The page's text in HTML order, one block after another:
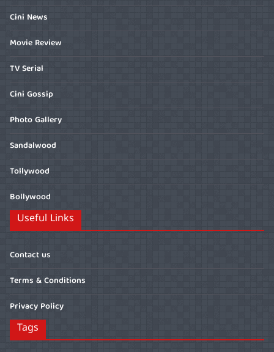
Cini News
Movie Review
TV Serial
Cini Gossip
Photo Gallery
Sandalwood
Tollywood
Bollywood
Useful Links
Contact us
Terms & Conditions
Privacy Policy
Tags